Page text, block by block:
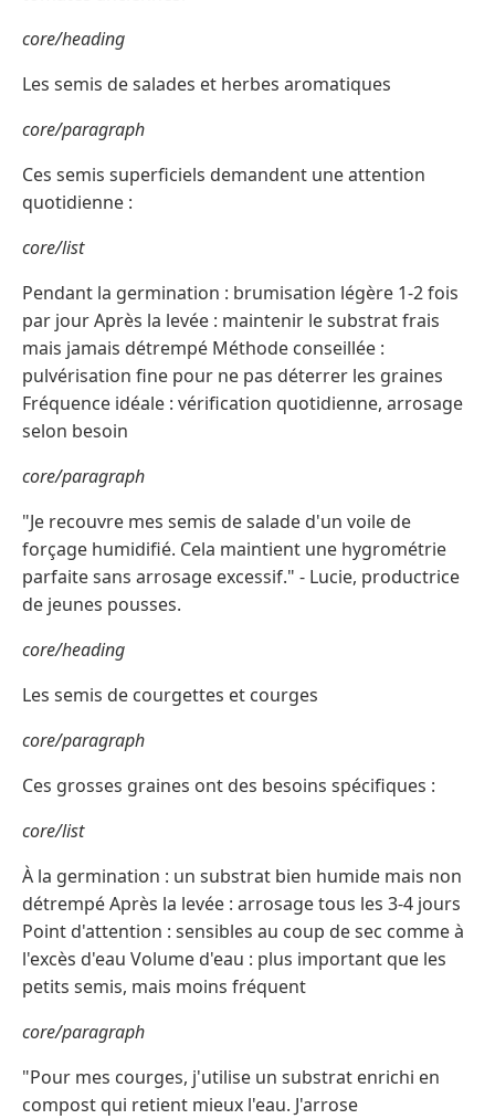
core/heading
Les semis de salades et herbes aromatiques
core/paragraph
Ces semis superficiels demandent une attention
quotidienne :
core/list
Pendant la germination : brumisation légère 1-2 fois
par jour Après la levée : maintenir le substrat frais
mais jamais détrempé Méthode conseillée :
pulvérisation fine pour ne pas déterrer les graines
Fréquence idéale : vérification quotidienne, arrosage
selon besoin
core/paragraph
"Je recouvre mes semis de salade d'un voile de
forçage humidifié. Cela maintient une hygrométrie
parfaite sans arrosage excessif." - Lucie, productrice
de jeunes pousses.
core/heading
Les semis de courgettes et courges
core/paragraph
Ces grosses graines ont des besoins spécifiques :
core/list
À la germination : un substrat bien humide mais non
détrempé Après la levée : arrosage tous les 3-4 jours
Point d'attention : sensibles au coup de sec comme à
l'excès d'eau Volume d'eau : plus important que les
petits semis, mais moins fréquent
core/paragraph
"Pour mes courges, j'utilise un substrat enrichi en
compost qui retient mieux l'eau. J'arrose